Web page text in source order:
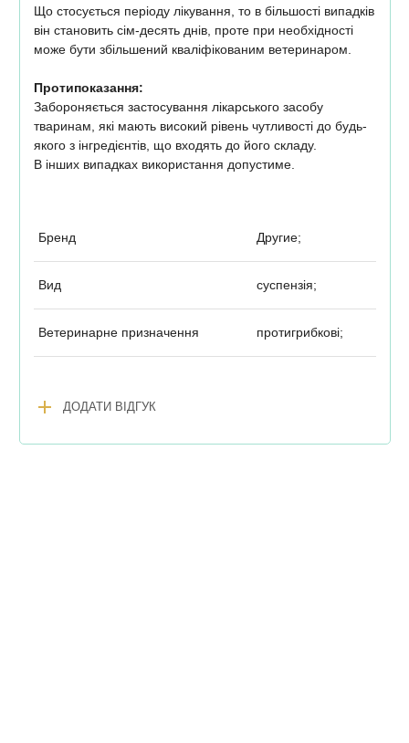
Що стосується періоду лікування, то в більшості випадків
він становить сім-десять днів, проте при необхідності
може бути збільшений кваліфікованим ветеринаром.
Протипоказання:
Забороняється застосування лікарського засобу
тваринам, які мають високий рівень чутливості до будь-
якого з інгредієнтів, що входять до його складу.
В інших випадках використання допустиме.
Бренд Другие;
Вид суспензія;
Ветеринарне призначення протигрибкові;
add ДОДАТИ ВІДГУК